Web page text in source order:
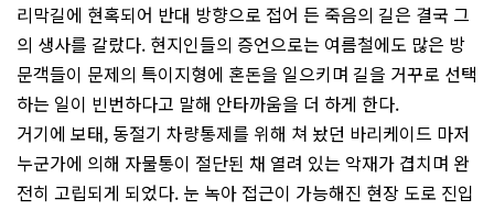
리막길에 현혹되어 반대 방향으로 접어 든 죽음의 길은 결국 그
의 생사를 갈랐다. 현지인들의 증언으로는 여름철에도 많은 방
문객들이 문제의 특이지형에 혼돈을 일으키며 길을 거꾸로 선택
하는 일이 빈번하다고 말해 안타까움을 더 하게 한다.
거기에 보태, 동절기 차량통제를 위해 쳐 놨던 바리케이드 마저
누군가에 의해 자물통이 절단된 채 열려 있는 악재가 겹치며 완
전히 고립되게 되었다. 눈 녹아 접근이 가능해진 현장 도로 진입